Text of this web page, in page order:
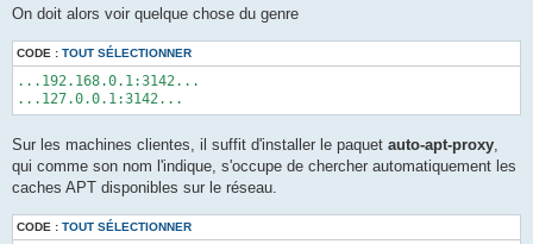
On doit alors voir quelque chose du genre
CODE : TOUT SÉLECTIONNER
...192.168.0.1:3142...
...127.0.0.1:3142...
Sur les machines clientes, il suffit d'installer le paquet auto-apt-proxy
qui comme son nom l'indique, s'occupe de chercher automatiquement les
caches APT disponibles sur le réseau.
CODE : TOUT SÉLECTIONNER